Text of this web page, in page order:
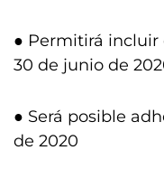
● Permitirá incluir
30 de junio de
● Será posible
de 2020